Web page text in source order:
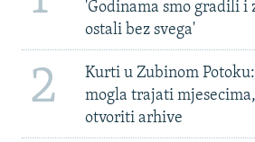
'Godinama smo gradili i
ostali bez svega'
2
Kurti u Zubinom
mogla trajati
otvoriti arhive